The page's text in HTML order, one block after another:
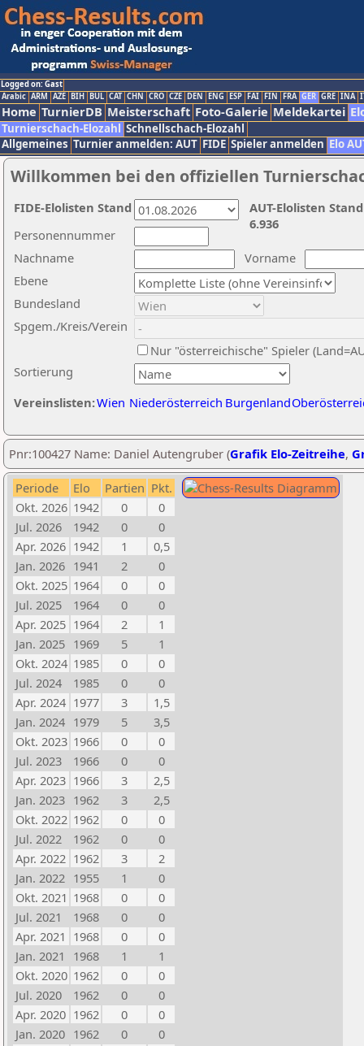
Logged on: Gast
Arabic ARM AZE BIH BUL CAT CHN CRO CZE DEN ENG ESP FAI FIN FRA GER GRE INA
Home TurnierDB Meisterschaft Foto-Galerie Meldekartei
Turnierschach-Elozahl Schnellschach-Elozahl
Allgemeines Turnier anmelden: AUT FIDE Spieler anmelden Elo
Willkommen bei den offiziellen
Nachname
Vorname
Ebene
Sortierung
Personennummer
Bundesland
Spgem./Kreis/Verein
Nur "österreichische" Spieler
Vereinslisten:Wien Niederösterreich Burgenland
AUT-Elolisten
6.936
FIDE-Elolisten Stand
Pnr:100427 Name: Daniel Autengruber (Grafik Elo-Zeitreihe,
Periode Elo Partien Pkt.
Okt. 2026 1942 0
0
Jul. 2026
1942 0
0
Apr. 2026 1942 1
0,5
Jan. 2026 1941 2
0
Okt. 2025 1964 0
0
Jul. 2025
1964 0
0
Apr. 2025 1964 2
1
Jan. 2025 1969 5
1
Okt. 2024 1985 0
0
Jul. 2024
1985 0
0
Apr. 2024 1977 3
1,5
Jan. 2024 1979 5
3,5
Okt. 2023 1966 0
0
Jul. 2023
1966 0
0
Apr. 2023 1966 3
2,5
Jan. 2023 1962 3
2,5
Okt. 2022 1962 0
0
Jul. 2022
1962 0
0
Apr. 2022 1962 3
2
Jan. 2022 1955 1
0
Okt. 2021 1968 0
0
Jul. 2021
1968 0
0
Apr. 2021 1968 0
0
Jan. 2021
1968 1
1
Okt. 2020 1962 0
0
Jul. 2020
1962 0
0
Apr. 2020 1962 0
0
Jan. 2020 1962 0
0